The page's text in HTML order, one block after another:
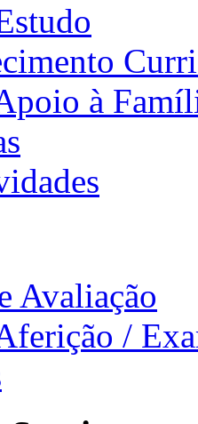
à
Avaliação
/